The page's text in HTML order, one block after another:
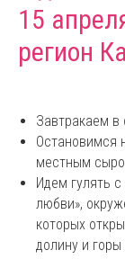
15
регион
Завтракаем в
Остановимся
местным
Идем гулять
любви»,
которых
долину и горы